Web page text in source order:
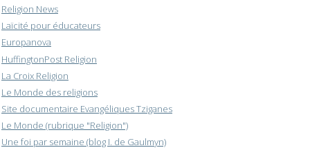
Religion News
Laïcité pour éducateurs
Europanova
HuffingtonPost Religion
La Croix Religion
Le Monde des religions
Site documentaire Evangéliques Tziganes
Le Monde (rubrique "Religion")
Une foi par semaine (blog I. de Gaulmyn)